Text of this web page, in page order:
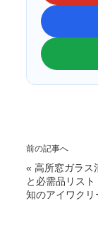
前の記事へ
« 高所窓ガラス
と必需品リス
知のアイワクリ